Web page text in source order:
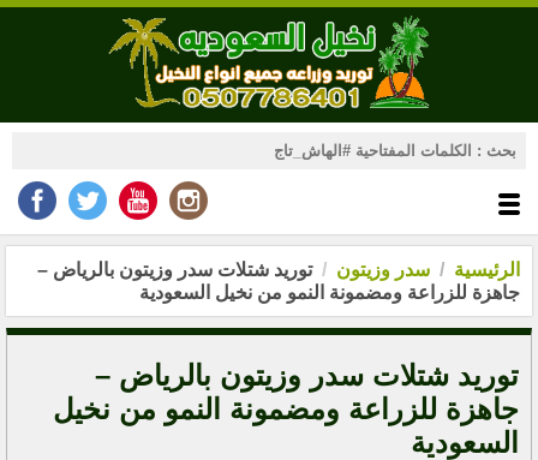
الرئيسية سدر وزيتون
توريد شتلات سدر وزيتون بالرياض –
جاهزة للزراعة ومضمونة النمو من نخيل السعودية
توريد شتلات سدر وزيتون بالرياض –
جاهزة للزراعة ومضمونة النمو من نخيل
السعودية